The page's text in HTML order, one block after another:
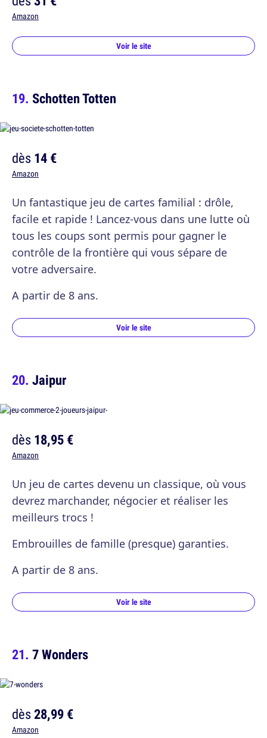
Amazon
Voir le site
Schotten Totten
dès14 €
Amazon
Un fantastique jeu de cartes familial : drôle,
facile et rapide ! Lancez-vous dans une lutte où
tous les coups sont permis pour gagner le
contrôle de la frontière qui vous sépare de
votre adversaire.
A partir de 8 ans.
Voir le site
Jaipur
dès18,95 €
Amazon
Un jeu de cartes devenu un classique, où vous
devrez marchander, négocier et réaliser les
meilleurs trocs !
Embrouilles de famille (presque) garanties.
A partir de 8 ans.
Voir le site
7 Wonders
dès28,99 €
Amazon